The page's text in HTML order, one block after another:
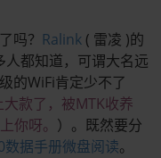
吗？ Ralink ( 雷凌 )的
人都知道，可谓大名远
的WiFi肯定少不了
款了，被MTK收养
你呀。 ）。既然要分
数据手册微盘阅读。